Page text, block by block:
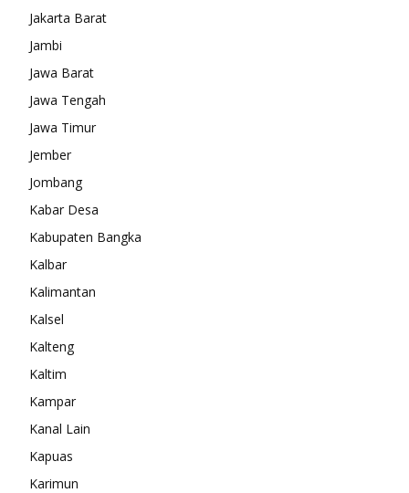
Jakarta Barat
Jambi
Jawa Barat
Jawa Tengah
Jawa Timur
Jember
Jombang
Kabar Desa
Kabupaten Bangka
Kalbar
Kalimantan
Kalsel
Kalteng
Kaltim
Kampar
Kanal Lain
Kapuas
Karimun